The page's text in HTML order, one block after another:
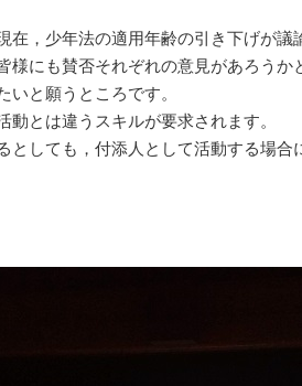
在，少年法の適用年齢の引き下げが議
様にも賛否それぞれの意見があろう
いと願うところです。
動とは違うスキルが要求されます。
としても，付添人として活動する場合